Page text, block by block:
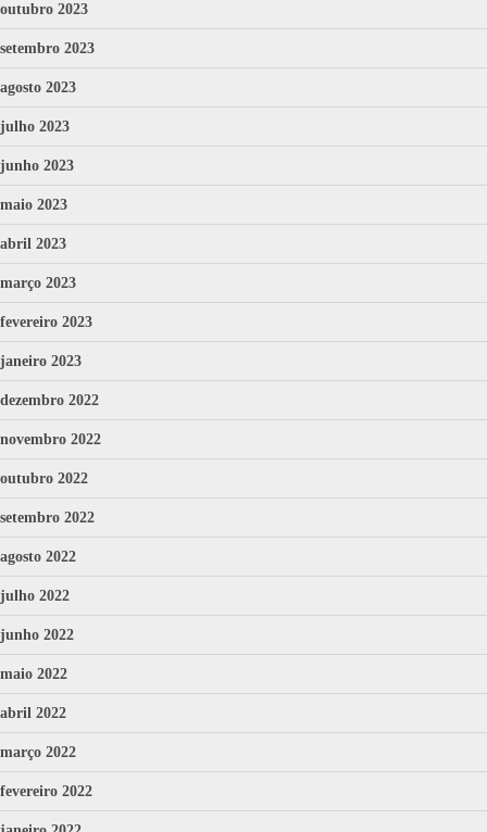
outubro 2023
setembro 2023
agosto 2023
julho 2023
junho 2023
maio 2023
abril 2023
março 2023
fevereiro 2023
janeiro 2023
dezembro 2022
novembro 2022
outubro 2022
setembro 2022
agosto 2022
julho 2022
junho 2022
maio 2022
abril 2022
março 2022
fevereiro 2022